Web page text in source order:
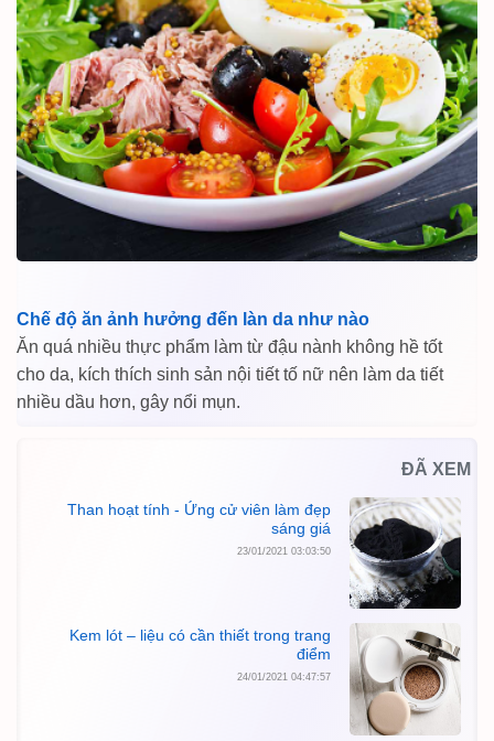
Chế độ ăn ảnh hưởng đến làn da như nào
Ăn quá nhiều thực phẩm làm từ đậu nành không hề tốt
cho da, kích thích sinh sản nội tiết tố nữ nên làm da tiết
nhiều dầu hơn, gây nổi mụn.
ĐÃ XEM
Than hoạt tính - Ứng cử viên làm đẹp
sáng giá
23/01/2021 03:03:50
Kem lót – liệu có cần thiết trong trang
điểm
24/01/2021 04:47:57